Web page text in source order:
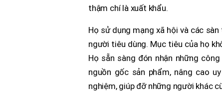
thậm chí là xuất khẩu.
Họ sử dụng mạng xã hội và các
người tiêu dùng. Mục tiêu của họ
Họ sẵn sàng đón nhận những
nguồn gốc sản phẩm, nâng cao
nghiệm, giúp đỡ những người khác